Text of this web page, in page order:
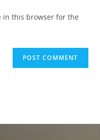
in this browser for the